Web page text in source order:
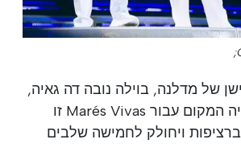
של מדלנה, בוילה נובה דה גאיה,
ברובע פורטו, יהיה המקום עבור Marés Vivas זו
ויחולק לחמישה שלבים